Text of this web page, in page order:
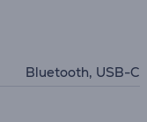
Bluetooth, USB-C